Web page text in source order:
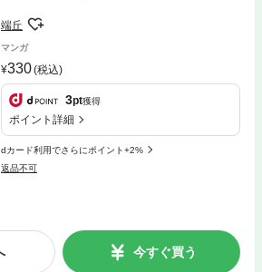
端丘
マンガ
330(税込)
3pt獲得
ポイント詳細
dカード利用でさらにポイント+2%
返品不可
今すぐ買う